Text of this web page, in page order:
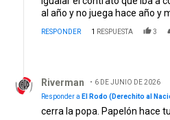
al año y no juega hace año y
RESPONDER 1 RESPUESTA 3
Riverman
6 DE JUNIO DE 2026
Responder a El Rodo (Derechito al
cerra la popa. Papelón hace